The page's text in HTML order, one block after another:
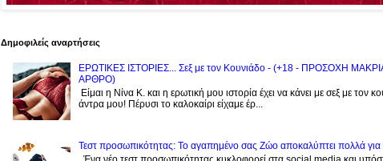
Δημοφιλείς αναρτήσεις
ΕΡΩΤΙΚΕΣ ΙΣΤΟΡΙΕΣ... Σεξ με τον Kουνιάδο - (+18 - ΠΡΟΣΟΧΗ
ΑΡΘΡΟ)
Είμαι η Νίνα Κ. και η ερωτική μου ιστορία έχει να κάνει με σεξ με τον
άντρα μου! Πέρυσι το καλοκαίρι είχαμε έρ...
Τεστ προσωπικότητας: Το αγαπημένο σας Zώο αποκαλύπτει πολλά